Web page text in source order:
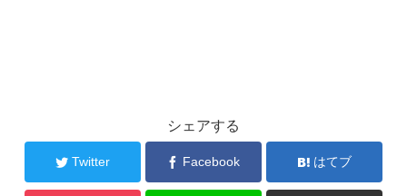
シェアする
Twitter Facebook はてブ